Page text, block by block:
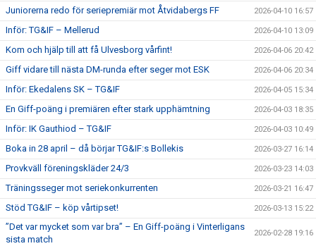
Juniorerna redo för seriepremiär mot Åtvidabergs FF 2026-04-10 16:57
Inför: TG&IF – Mellerud 2026-04-10 13:09
Kom och hjälp till att få Ulvesborg vårfint! 2026-04-06 20:42
Giff vidare till nästa DM-runda efter seger mot ESK 2026-04-06 20:34
Inför: Ekedalens SK – TG&IF 2026-04-05 15:34
En Giff-poäng i premiären efter stark upphämtning 2026-04-03 18:35
Inför: IK Gauthiod – TG&IF 2026-04-03 10:49
Boka in 28 april – då börjar TG&IF:s Bollekis 2026-03-27 16:14
Provkväll föreningskläder 24/3 2026-03-23 14:03
Träningsseger mot seriekonkurrenten 2026-03-21 16:47
Stöd TG&IF – köp vårtipset! 2026-03-13 15:22
”Det var mycket som var bra” – En Giff-poäng i Vinterligans
sista match
2026-02-28 19:16